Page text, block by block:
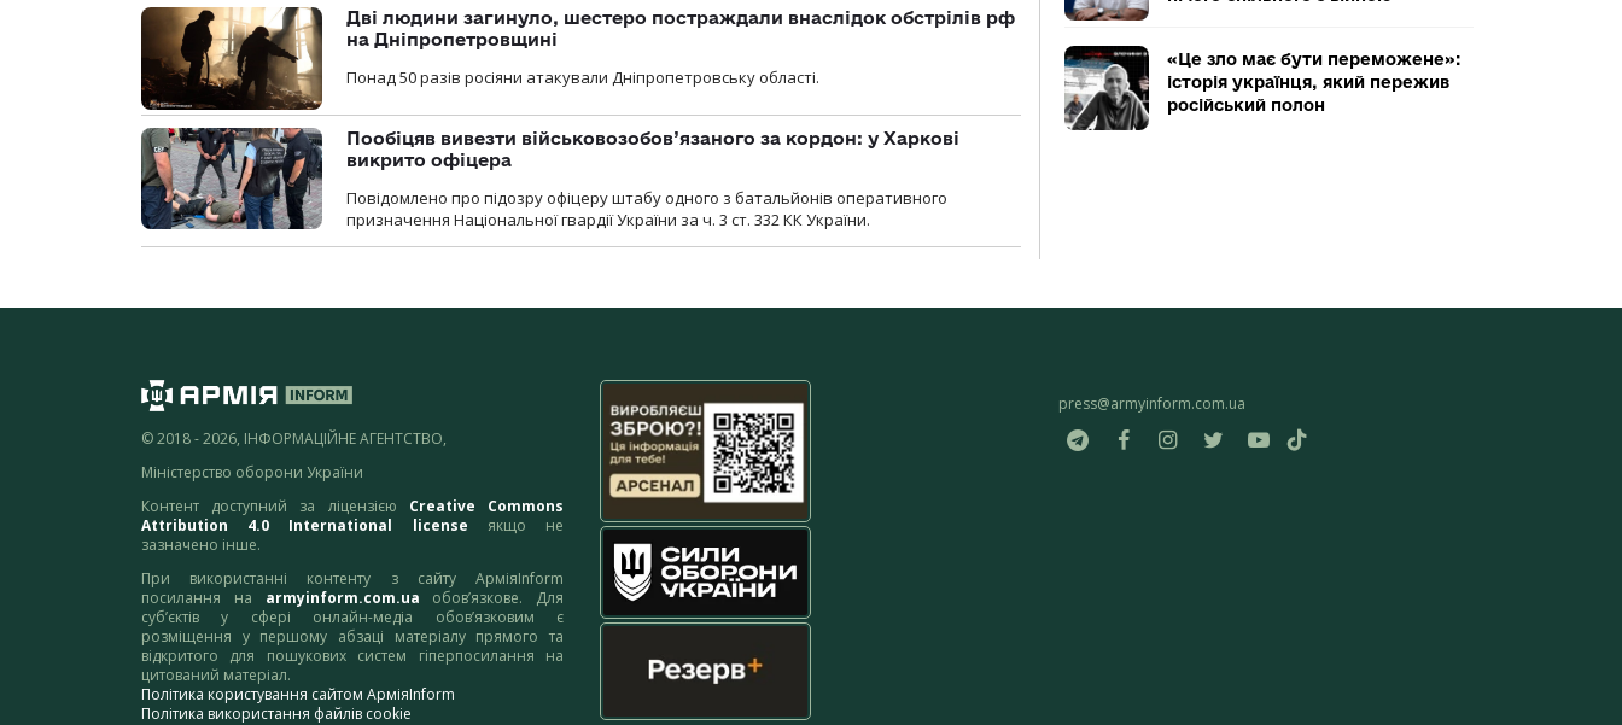
Дві людини загинуло, шестеро постраждали внаслідок обстрілів рф
на Дніпропетровщині
Понад 50 разів росіяни атакували Дніпропетровську області.
Пообіцяв вивезти військовозобов’язаного за кордон: у Харкові
викрито офіцера
Повідомлено про підозру офіцеру штабу одного з батальйонів оперативного
призначення Національної гвардії України за ч. 3 ст. 332 КК України.
«Це зло має бути переможене»:
історія українця, який пережив
російський полон
© 2018 - 2026, ІНФОРМАЦІЙНЕ АГЕНТСТВО,
Міністерство оборони України
Контент доступний за ліцензією Creative Commons
Attribution 4.0 International license якщо не
зазначено інше.
При використанні контенту з сайту АрміяInform
посилання на armyinform.com.ua обов’язкове. Для
суб’єктів у сфері онлайн-медіа обов’язковим є
розміщення у першому абзаці матеріалу прямого та
відкритого для пошукових систем гіперпосилання на
цитований матеріал.
Політика користування сайтом АрміяInform
Політика використання файлів cookie
press@armyinform.com.ua